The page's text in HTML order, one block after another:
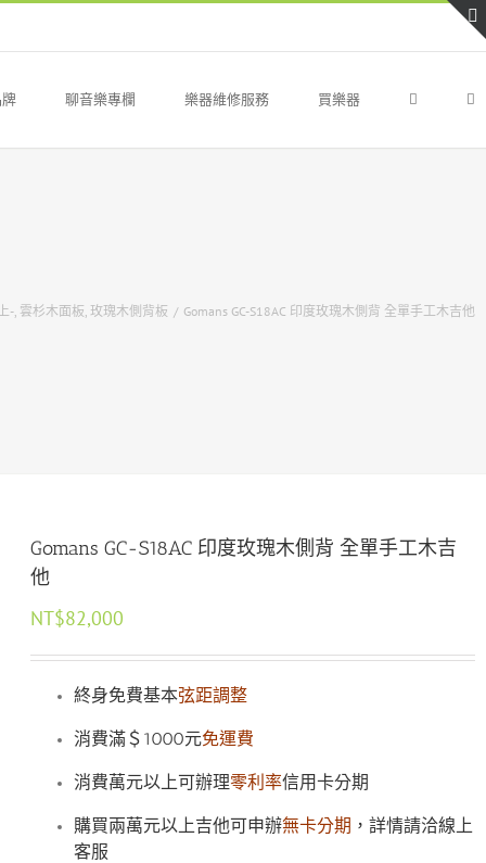
聊音樂專欄 樂器維修服務 買樂器
-, 雲杉木面板, 玫瑰木側背板 / Gomans GC-S18AC 印度玫瑰木側背 全單手工木吉他
Gomans GC-S18AC 印度玫瑰木側背 全單手工木吉
他
NT$82,000
終身免費基本弦距調整
消費滿＄1000元免運費
消費萬元以上可辦理零利率信用卡分期
購買兩萬元以上吉他可申辦無卡分期 ，詳情請洽線上
客服